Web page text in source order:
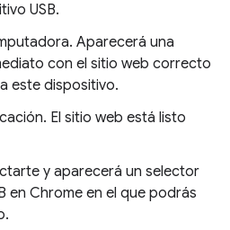
USB.
Aparecerá una
con el sitio web correcto
este dispositivo.
El sitio web está listo
y aparecerá un selector
en Chrome en el que podrás